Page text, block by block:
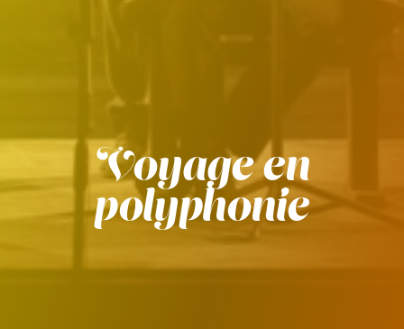
Voyage en
polyphonie